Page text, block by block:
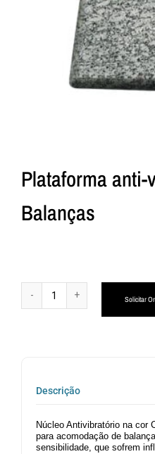
Plataforma
Balanças
Solicitar
Descrição
Núcleo Antivibratório na cor
para acomodação de
sensibilidade, que sofrem